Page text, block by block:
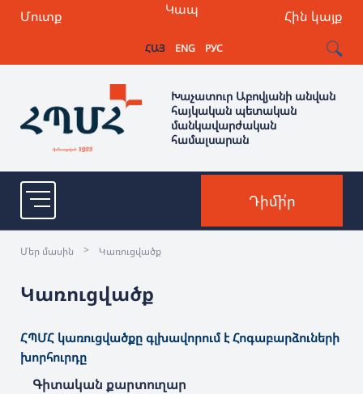
Մուտք Հին կայք
Կապ
ՀԱՅ ENG РУС
Խաչատուր Աբովյանի անվան
հայկական պետական
մանկավարժական
համալսարան
Դիմի՛ր
Մեր մասին > Կառուցվածք
Կառուցվածք
ՀՊՄՀ կառուցվածքը գլխավորում է Հոգաբարձուների
խորհուրդը
Գիտական քարտուղար